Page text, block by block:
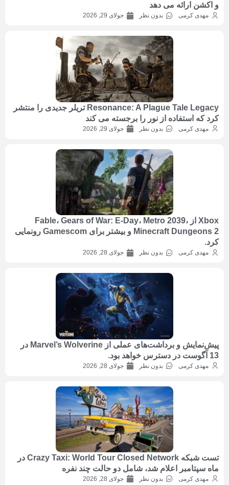
و اکشن ارائه می دهد
مهدی کرمی بدون نظر جولای 29, 2026
Resonance: A Plague Tale Legacy تریلر جدیدی را منتشر
کرد که استفاده از نور را برجسته می کند
مهدی کرمی بدون نظر جولای 29, 2026
Xbox از Fable، Gears of War: E-Day، Metro 2039،
Minecraft Dungeons 2 و بیشتر برای Gamescom رونمایی
کرد.
مهدی کرمی بدون نظر جولای 28, 2026
پیش‌نمایش و برداشت‌های عملی از Marvel’s Wolverine در
13 آگوست در دسترس خواهد بود.
مهدی کرمی بدون نظر جولای 28, 2026
تست شبکه Crazy Taxi: World Tour Closed Network در
ماه سپتامبر اعلام شد، شامل دو حالت چند نفره
مهدی کرمی بدون نظر جولای 28, 2026